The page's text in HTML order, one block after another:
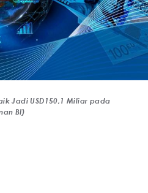
Jadi USD150,1 Miliar pada
BI)